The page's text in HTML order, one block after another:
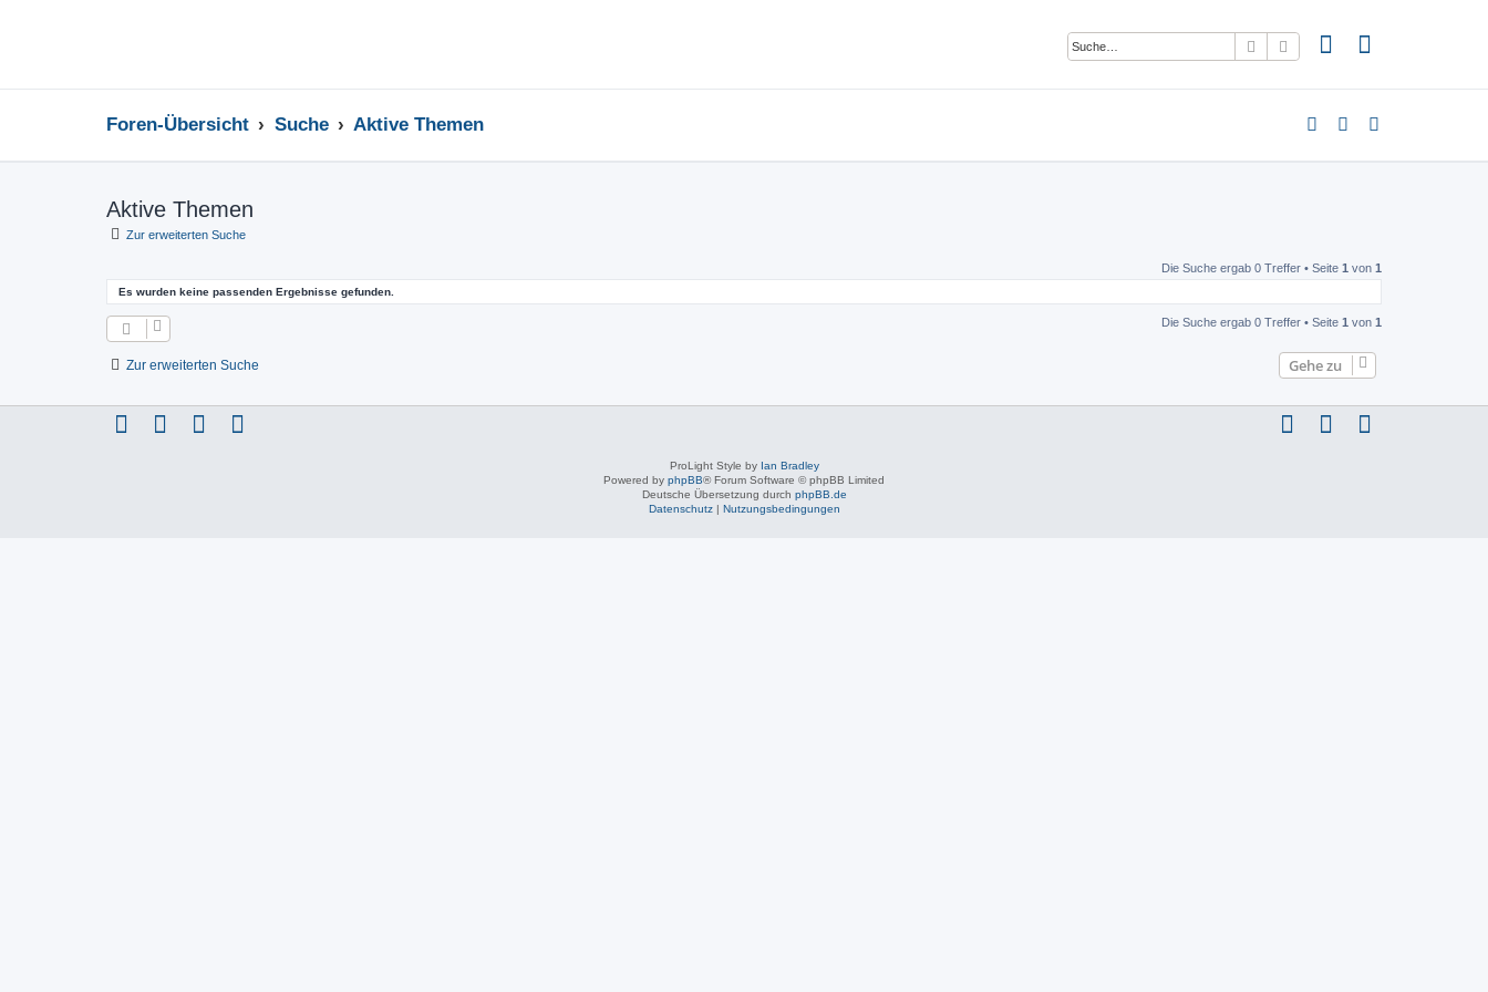
Suche
Foren-Übersicht Suche Aktive Themen
Aktive Themen
Zur erweiterten Suche
Die Suche ergab 0 Treffer • Seite 1 von 1
Es wurden keine passenden Ergebnisse gefunden.
Die Suche ergab 0 Treffer • Seite 1 von 1
Zur erweiterten Suche Gehe zu
ProLight Style by Ian Bradley
Powered by phpBB® Forum Software © phpBB Limited
Deutsche Übersetzung durch phpBB.de
Datenschutz| Nutzungsbedingungen